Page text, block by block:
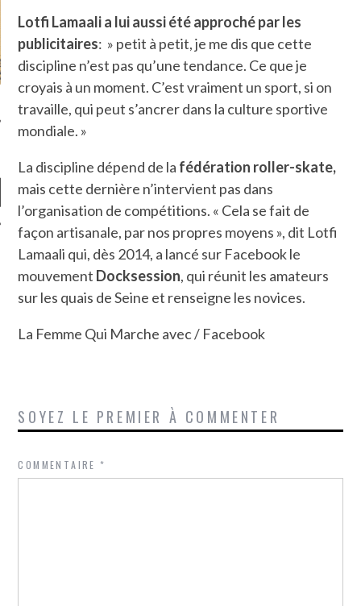
Lotfi Lamaali a lui aussi été approché par les
publicitaires: » petit à petit, je me dis que cette
discipline n’est pas qu’une tendance. Ce que je
croyais à un moment. C’est vraiment un sport, si on
travaille, qui peut s’ancrer dans la culture sportive
mondiale. »
La discipline dépend de la fédération roller-skate,
mais cette dernière n’intervient pas dans
l’organisation de compétitions. « Cela se fait de
façon artisanale, par nos propres moyens », dit Lotfi
Lamaali qui, dès 2014, a lancé sur Facebook le
mouvement Docksession, qui réunit les amateurs
sur les quais de Seine et renseigne les novices.
La Femme Qui Marche avec / Facebook
SOYEZ LE PREMIER À COMMENTER
COMMENTAIRE*